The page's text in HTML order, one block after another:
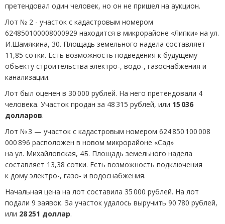
претендовал один человек, но он не пришел на аукцион.
Лот № 2 - участок с кадастровым номером
624850100008000929 находится в микрорайоне «Липки» на ул.
И.Шамякина, 30. Площадь земельного надела составляет
11,85 сотки. Есть возможность подведения к будущему
объекту строительства электро-, водо-, газоснабжения и
канализации.
Лот был оценен в 30 000 рублей. На него претендовали 4
человека. Участок продан за 48 315 рублей, или 15 036
долларов.
Лот № 3 — участок с кадастровым номером 624 850 100 008
000 896 расположен в новом микрорайоне «Сад»
на ул. Михайловская, 4Б. Площадь земельного надела
составляет 13,38 сотки. Есть возможность подключения
к дому электро-, газо- и водоснабжения.
Начальная цена на лот составила 35 000 рублей. На лот
подали 9 заявок. За участок удалось выручить 90 780 рублей,
или 28 251 доллар.